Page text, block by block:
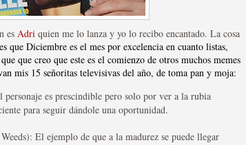
las plataformas SVOD
es Adri quien me lo lanza y yo lo recibo encantado. La cosa
que Diciembre es el mes por excelencia en cuanto listas,
que creo que este es el comienzo de otros muchos memes
mis 15 señoritas televisivas del año, de toma pan y moja:
personaje es prescindible pero solo por ver a la rubia
para seguir dándole una oportunidad.
El ejemplo de que a la madurez se puede llegar